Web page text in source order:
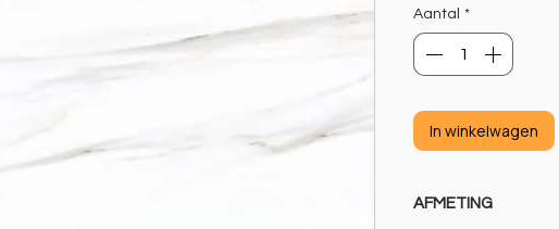
per
Vierkante
meter
Aantal *
In winkelwagen
AFMETING